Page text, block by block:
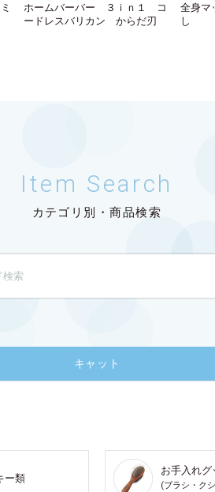
ホームバーバー ３ｉｎ１ コ
ードレスバリカン からだ刃
全身
し
Item Search
カテゴリ別・商品検索
キャット
ー類
お手入れグ
(ブラシ・ク